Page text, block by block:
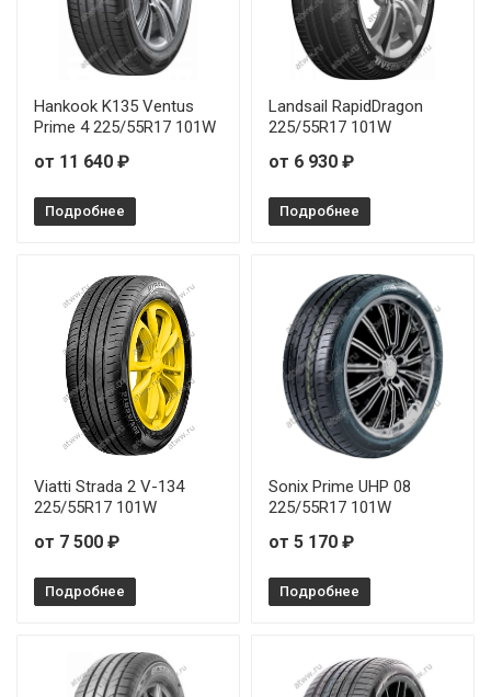
Hankook K135 Ventus
Prime 4 225/55R17 101W
от 11 640 ₽
Подробнее
Landsail RapidDragon
225/55R17 101W
от 6 930 ₽
Подробнее
Viatti Strada 2 V-134
225/55R17 101W
от 7 500 ₽
Подробнее
Sonix Prime UHP 08
225/55R17 101W
от 5 170 ₽
Подробнее